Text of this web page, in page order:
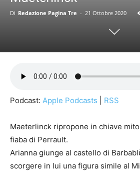
Di Redazione Pagina Tre - 21 Ottobre 2020
Podcast: Apple Podcasts RSS
Maeterlinck ripropone in chiave
fiaba di Perrault.
Arianna giunge al castello di
scorgere in lui una figura simile al